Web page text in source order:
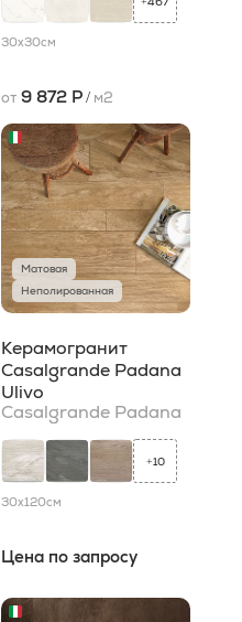
30x30см
от 9 872 Р/ м2
Матовая
Неполированная
Керамогранит
Casalgrande Padana
Ulivo
Casalgrande Padana
+10
30x120см
Цена по запросу